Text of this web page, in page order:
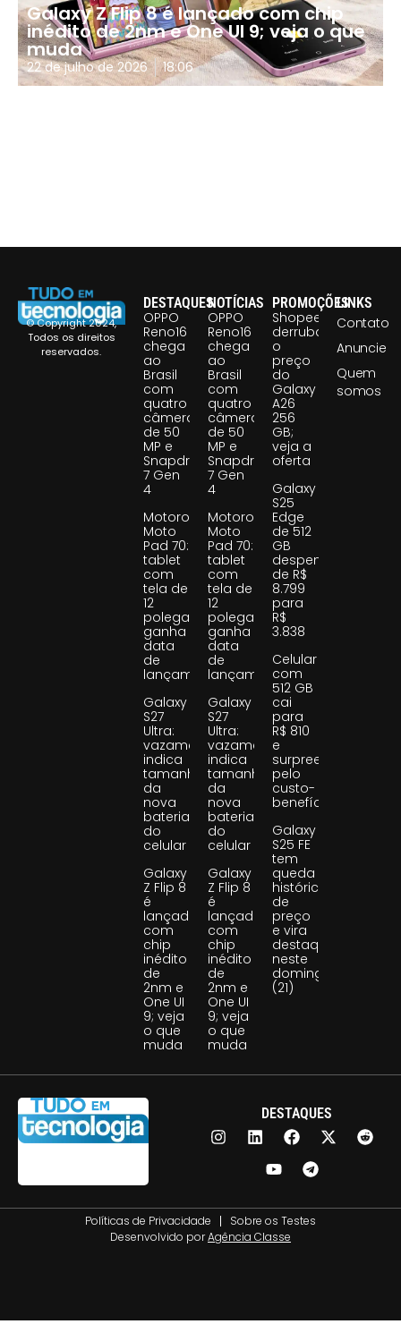
Galaxy Z Flip 8 é lançado com chip
inédito de 2nm e One UI 9; veja o que
muda
22 de julho de 2026 18:06
© Copyright 2024,
Todos os direitos
reservados.
DESTAQUES
OPPO
Reno16
chega
ao
Brasil
com
quatro
câmeras
de 50
MP e
Snapdragon
7 Gen
4
Motorola
Moto
Pad 70:
tablet
com
tela de
12
polegadas
ganha
data
de
lançamento
Galaxy
S27
Ultra:
vazamento
indica
tamanho
da
nova
bateria
do
celular
Galaxy
Z Flip 8
é
lançado
com
chip
inédito
de
2nm e
One UI
9; veja
o que
muda
NOTÍCIAS
OPPO
Reno16
chega
ao
Brasil
com
quatro
câmeras
de 50
MP e
Snapdragon
7 Gen
4
Motorola
Moto
Pad 70:
tablet
com
tela de
12
polegadas
ganha
data
de
lançamento
Galaxy
S27
Ultra:
vazamento
indica
tamanho
da
nova
bateria
do
celular
Galaxy
Z Flip 8
é
lançado
com
chip
inédito
de
2nm e
One UI
9; veja
o que
muda
PROMOÇÕES
Shopee
derruba
o
preço
do
Galaxy
A26
256
GB;
veja a
oferta
Galaxy
S25
Edge
de 512
GB
despenca
de R$
8.799
para
R$
3.838
Celular
com
512 GB
cai
para
R$ 810
e
surpreende
pelo
custo-
benefício
Galaxy
S25 FE
tem
queda
histórica
de
preço
e vira
destaque
neste
domingo
(21)
LINKS
Contato
Anuncie
Quem
somos
DESTAQUES
Políticas de Privacidade
Sobre os Testes
Desenvolvido porAgência Classe